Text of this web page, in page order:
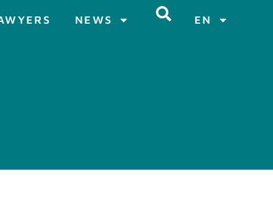
NEWS EN